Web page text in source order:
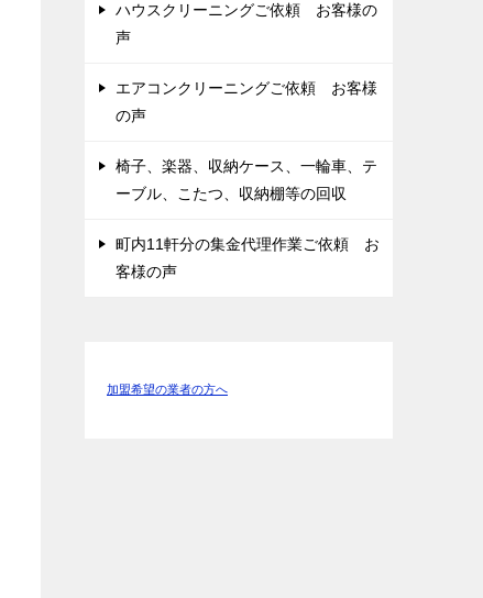
ハウスクリーニングご依頼 お客様の
声
エアコンクリーニングご依頼 お客様
の声
椅子、楽器、収納ケース、一輪車、テ
ーブル、こたつ、収納棚等の回収
町内11軒分の集金代理作業ご依頼 お
客様の声
加盟希望の業者の方へ